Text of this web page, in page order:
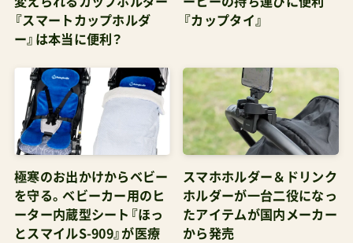
ー』は本当に便利？
極寒のお出かけからベビー
ーター内蔵型シート『ほっ
とスマイルS-909』が医療
器具開発メーカーから発売
スマホホルダー＆ドリンク
たアイテムが国内メーカー
から発売